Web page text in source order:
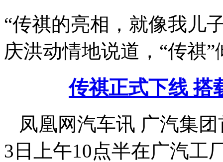
“传祺的亮相，就像我儿
庆洪动情地说道，“传祺
传祺正式下线 搭
凤凰网汽车讯 广汽集
3日上午10点半在广汽工